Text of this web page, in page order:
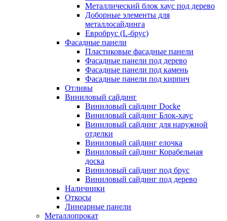
Металлический блок хаус под дерево
Доборные элементы для
металлосайдинга
Евробрус (L-брус)
Фасадные панели
Пластиковые фасадные панели
Фасадные панели под дерево
Фасадные панели под камень
Фасадные панели под кирпич
Отливы
Виниловый сайдинг
Виниловый сайдинг Docke
Виниловый сайдинг Блок-хаус
Виниловый сайдинг для наружной
отделки
Виниловый сайдинг елочка
Виниловый сайдинг Корабельная
доска
Виниловый сайдинг под брус
Виниловый сайдинг под дерево
Наличники
Откосы
Линеарные панели
Металлопрокат